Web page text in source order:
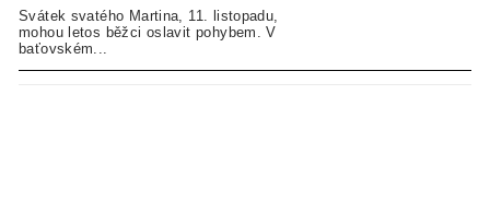
Svátek svatého Martina, 11. listopadu,
mohou letos běžci oslavit pohybem. V
baťovském...